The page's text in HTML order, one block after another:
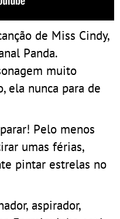
de Miss Cindy,
Panda.
muito
ela nunca para de
Pelo menos
umas férias,
pintar estrelas no
aspirador,